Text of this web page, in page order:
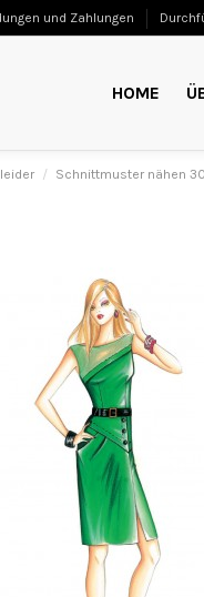
und Zahlungen
HOME
Schnittmuster nähen